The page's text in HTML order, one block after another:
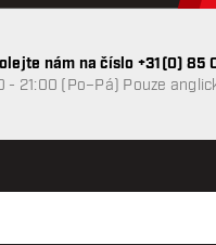
nám na číslo +31(0) 85
- 21:00 (Po–Pá) Pouze